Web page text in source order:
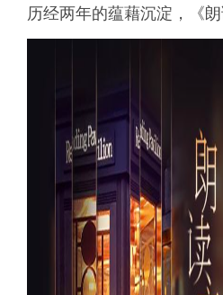
历经两年的蕴藉沉淀，《朗